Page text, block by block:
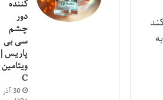
می کند
کننده
دور
چشم
سی بی
پاریس |
ویتامین
C
30 آذر